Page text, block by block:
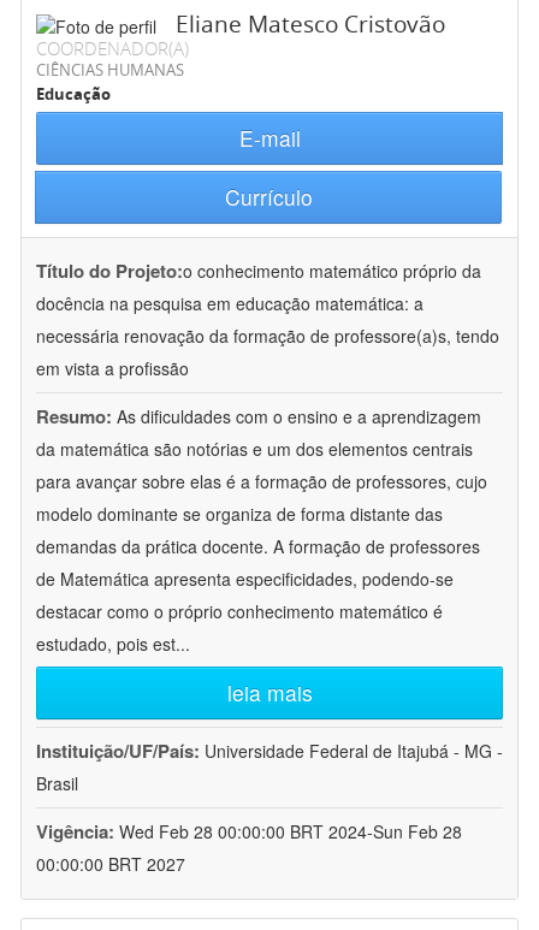
Eliane Matesco Cristovão
COORDENADOR(A)
CIÊNCIAS HUMANAS
Educação
E-mail
Currículo
Título do Projeto:o conhecimento matemático próprio da
docência na pesquisa em educação matemática: a
necessária renovação da formação de professore(a)s, tendo
em vista a profissão
Resumo: As dificuldades com o ensino e a aprendizagem
da matemática são notórias e um dos elementos centrais
para avançar sobre elas é a formação de professores, cujo
modelo dominante se organiza de forma distante das
demandas da prática docente. A formação de professores
de Matemática apresenta especificidades, podendo-se
destacar como o próprio conhecimento matemático é
estudado, pois est...
leia mais
Instituição/UF/País: Universidade Federal de Itajubá - MG -
Brasil
Vigência: Wed Feb 28 00:00:00 BRT 2024-Sun Feb 28
00:00:00 BRT 2027